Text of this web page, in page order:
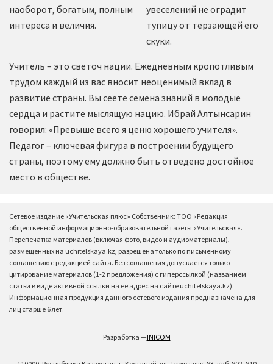
наоборот, богатым, полным
интереса и величия.
увеселений не оградит
тупицу от терзающей его
скуки.
Учитель – это светоч нации. Ежедневным кропотливым
трудом каждый из вас вносит неоценимый вклад в
развитие страны. Вы сеете семена знаний в молодые
сердца и растите мыслящую нацию. Ибрай Алтынсарин
говорил: «Превыше всего я ценю хорошего учителя».
Педагог – ключевая фигура в построении будущего
страны, поэтому ему должно быть отведено достойное
место в обществе.
Сетевое издание «Учительская плюс» Собственник: ТОО «Редакция
общественной информационно-образовательной газеты «Учительская».
Перепечатка материалов (включая фото, видео и аудиоматериалы),
размещенных на uchitelskaya.kz, разрешена только по письменному
соглашению с редакцией сайта. Без соглашения допускается только
цитирование материалов (1-2 предложения) с гиперссылкой (названием
статьи в виде активной ссылки на ее адрес на сайте uchitelskaya.kz).
Информационная продукция данного сетевого издания предназначена для
лиц старше 6 лет.
Разработка —INICOM